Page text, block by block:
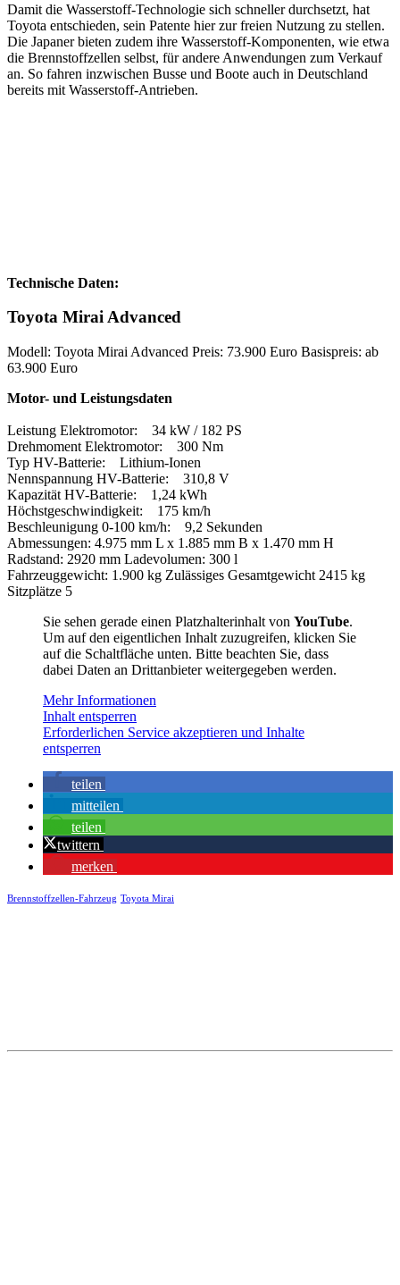
Damit die Wasserstoff-Technologie sich schneller durchsetzt, hat
Toyota entschieden, sein Patente hier zur freien Nutzung zu stellen.
Die Japaner bieten zudem ihre Wasserstoff-Komponenten, wie etwa
die Brennstoffzellen selbst, für andere Anwendungen zum Verkauf
an. So fahren inzwischen Busse und Boote auch in Deutschland
bereits mit Wasserstoff-Antrieben.
Technische Daten:
Toyota Mirai Advanced
Modell: Toyota Mirai Advanced Preis: 73.900 Euro Basispreis: ab
63.900 Euro
Motor- und Leistungsdaten
Leistung Elektromotor: 34 kW / 182 PS
Drehmoment Elektromotor: 300 Nm
Typ HV-Batterie: Lithium-Ionen
Nennspannung HV-Batterie: 310,8 V
Kapazität HV-Batterie: 1,24 kWh
Höchstgeschwindigkeit: 175 km/h
Beschleunigung 0-100 km/h: 9,2 Sekunden
Abmessungen: 4.975 mm L x 1.885 mm B x 1.470 mm H
Radstand: 2920 mm Ladevolumen: 300 l
Fahrzeuggewicht: 1.900 kg Zulässiges Gesamtgewicht 2415 kg
Sitzplätze 5
Sie sehen gerade einen Platzhalterinhalt von YouTube.
Um auf den eigentlichen Inhalt zuzugreifen, klicken Sie
auf die Schaltfläche unten. Bitte beachten Sie, dass
dabei Daten an Drittanbieter weitergegeben werden.
Mehr Informationen
Inhalt entsperren
Erforderlichen Service akzeptieren und Inhalte
entsperren
teilen
mitteilen
teilen
twittern
merken
Brennstoffzellen-Fahrzeug Toyota Mirai